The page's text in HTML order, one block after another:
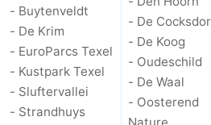
Nature
Schoorlse
Duinen
-
Bergen
Zee
Bergen
Alkmaar
- Buytenveldt
- De Krim
- EuroParcs Texel
- Kustpark Texel
- Sluftervallei
- Strandhuys
- De
- De Koog
- Oudeschild
- De Waal
- Oosterend
Nature